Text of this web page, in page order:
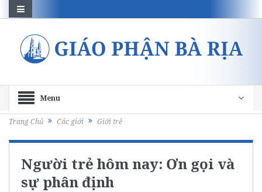
Menu
Trang Chủ Các giới Giới trẻ
Người trẻ hôm nay: Ơn gọi và
sự phân định